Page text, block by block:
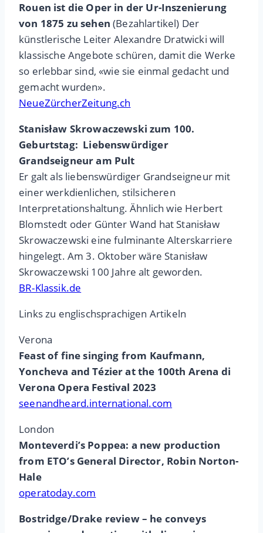
Rouen ist die Oper in der Ur-Inszenierung
von 1875 zu sehen (Bezahlartikel) Der
künstlerische Leiter Alexandre Dratwicki will
klassische Angebote schüren, damit die Werke
so erlebbar sind, «wie sie einmal gedacht und
gemacht wurden».
NeueZürcherZeitung.ch
Stanisław Skrowaczewski zum 100.
Geburtstag: Liebenswürdiger
Grandseigneur am Pult
Er galt als liebenswürdiger Grandseigneur mit
einer werkdienlichen, stilsicheren
Interpretationshaltung. Ähnlich wie Herbert
Blomstedt oder Günter Wand hat Stanisław
Skrowaczewski eine fulminante Alterskarriere
hingelegt. Am 3. Oktober wäre Stanisław
Skrowaczewski 100 Jahre alt geworden.
BR-Klassik.de
Links zu englischsprachigen Artikeln
Verona
Feast of fine singing from Kaufmann,
Yoncheva and Tézier at the 100th Arena di
Verona Opera Festival 2023
seenandheard.international.com
London
Monteverdi’s Poppea: a new production
from ETO’s General Director, Robin Norton-
Hale
operatoday.com
Bostridge/Drake review – he conveys